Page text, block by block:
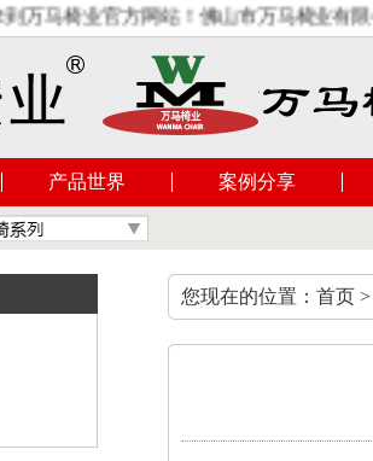
马椅业官方网站！佛山市万马椅业有限
产品世界 案例分享
您现在的位置：首页